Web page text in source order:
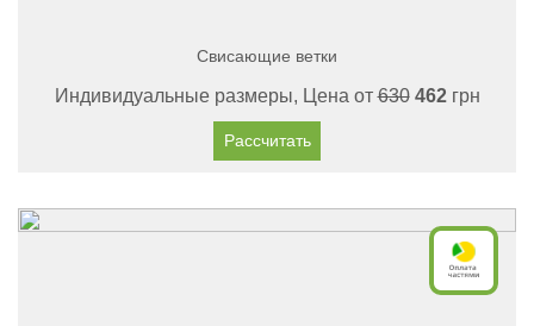
Свисающие ветки
Индивидуальные размеры, Цена от630 462грн
Рассчитать